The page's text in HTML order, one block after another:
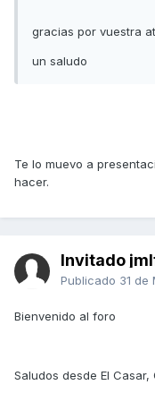
gracias por vuestra
un saludo
Te lo muevo a
hacer.
Invitado
Publicado 31 de
Bienvenido al foro
Saludos desde El Casar,